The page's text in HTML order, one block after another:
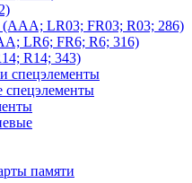
LR03; FR03; R03; 286)
LR6; FR6; R6; 316)
R14; 343)
спецэлементы
спецэлементы
памяти